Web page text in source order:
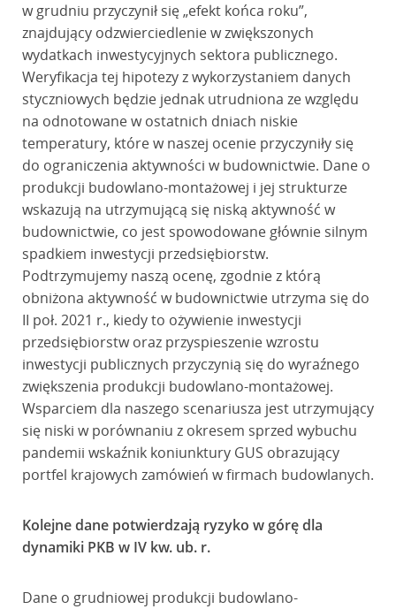
w grudniu przyczynił się „efekt końca roku”,
znajdujący odzwierciedlenie w zwiększonych
wydatkach inwestycyjnych sektora publicznego.
Weryfikacja tej hipotezy z wykorzystaniem danych
styczniowych będzie jednak utrudniona ze względu
na odnotowane w ostatnich dniach niskie
temperatury, które w naszej ocenie przyczyniły się
do ograniczenia aktywności w budownictwie. Dane o
produkcji budowlano-montażowej i jej strukturze
wskazują na utrzymującą się niską aktywność w
budownictwie, co jest spowodowane głównie silnym
spadkiem inwestycji przedsiębiorstw.
Podtrzymujemy naszą ocenę, zgodnie z którą
obniżona aktywność w budownictwie utrzyma się do
II poł. 2021 r., kiedy to ożywienie inwestycji
przedsiębiorstw oraz przyspieszenie wzrostu
inwestycji publicznych przyczynią się do wyraźnego
zwiększenia produkcji budowlano-montażowej.
Wsparciem dla naszego scenariusza jest utrzymujący
się niski w porównaniu z okresem sprzed wybuchu
pandemii wskaźnik koniunktury GUS obrazujący
portfel krajowych zamówień w firmach budowlanych.
Kolejne dane potwierdzają ryzyko w górę dla
dynamiki PKB w IV kw. ub. r.
Dane o grudniowej produkcji budowlano-